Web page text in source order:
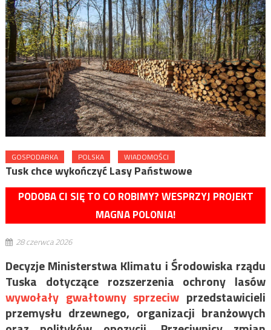
GOSPODARKA POLSKA WIADOMOŚCI
Tusk chce wykończyć Lasy Państwowe
PODOBA CI SIĘ TO CO ROBIMY? WESPRZYJ PROJEKT
MAGNA POLONIA!
28 czerwca 2026
Decyzje Ministerstwa Klimatu i Środowiska rządu
Tuska dotyczące rozszerzenia ochrony lasów
wywołały gwałtowny sprzeciw przedstawicieli
przemysłu drzewnego, organizacji branżowych